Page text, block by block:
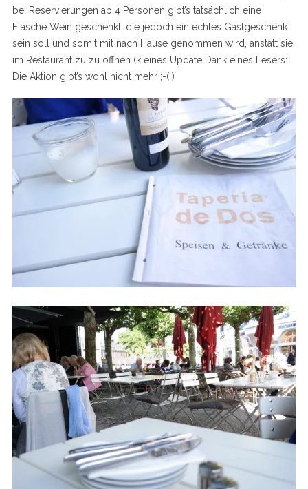
bei Reservierungen ab 4 Personen gibt’s tatsächlich eine
Flasche Wein geschenkt, die jedoch ein echtes Gastgeschenk
sein soll und somit mit nach Hause genommen wird, anstatt sie
im Restaurant zu zu öffnen (kleines Update Dank eines Lesers:
Die Aktion gibt’s wohl nicht mehr ;-( )